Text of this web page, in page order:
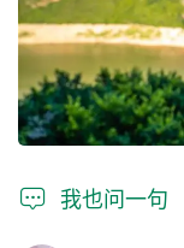
 我也问一句